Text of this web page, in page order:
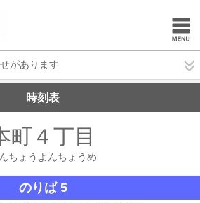
があります
時刻表
町４丁目
ちょうよんちょうめ
のりば 5